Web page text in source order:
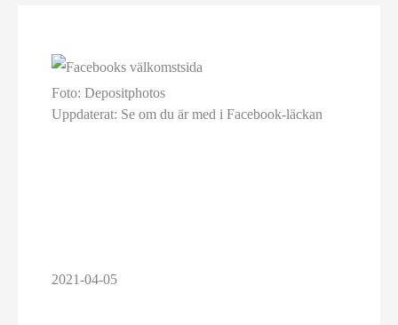
Foto: Depositphotos
Uppdaterat: Se om du är med i Facebook-läckan
2021-04-05